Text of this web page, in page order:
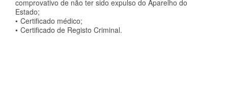
comprovativo de não ter sido expulso do Aparelho do
Estado;
Certificado médico;
Certificado de Registo Criminal.